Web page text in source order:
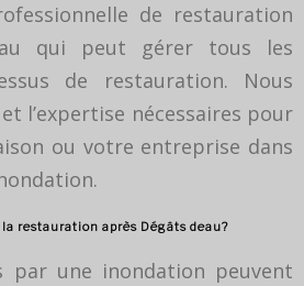
de restauration
qui peut gérer tous les
de restauration. Nous
l’expertise nécessaires pour
ou votre entreprise dans
restauration après Dégâts deau?
par une inondation peuvent